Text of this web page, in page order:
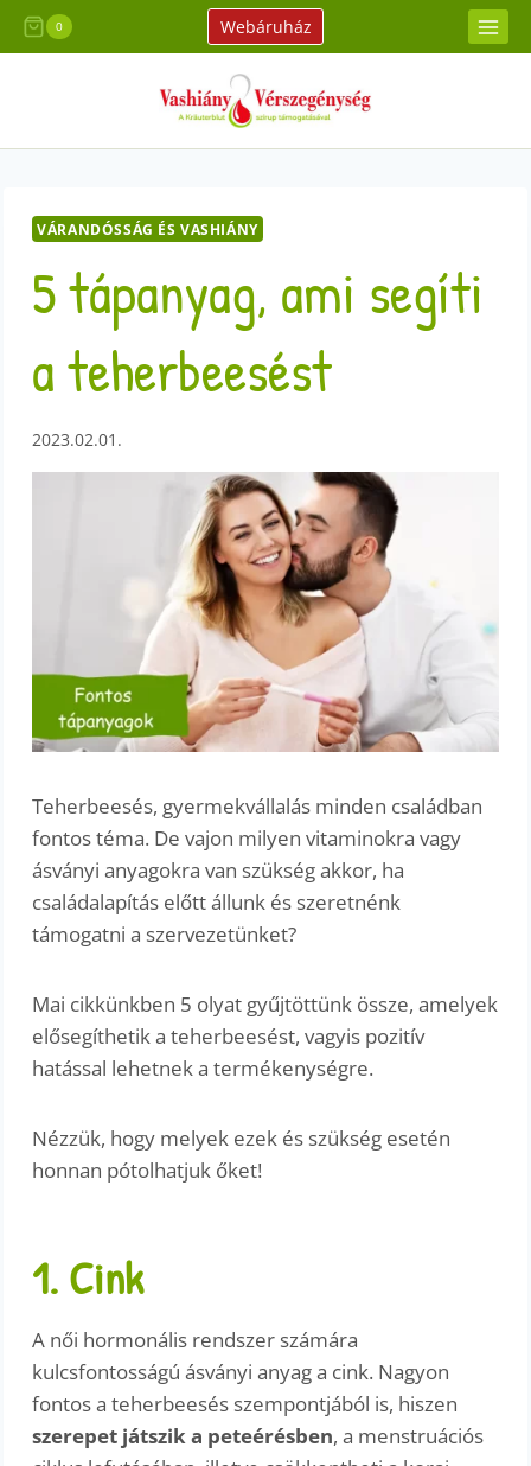
Skip
to
0 Webáruház
VÁRANDÓSSÁG ÉS VASHIÁNY
5 tápanyag, ami segíti
a teherbeesést
2023.02.01.
Teherbeesés, gyermekvállalás minden családban
fontos téma. De vajon milyen vitaminokra vagy
ásványi anyagokra van szükség akkor, ha
családalapítás előtt állunk és szeretnénk
támogatni a szervezetünket?
Mai cikkünkben 5 olyat gyűjtöttünk össze, amelyek
elősegíthetik a teherbeesést, vagyis pozitív
hatással lehetnek a termékenységre.
Nézzük, hogy melyek ezek és szükség esetén
honnan pótolhatjuk őket!
1. Cink
A női hormonális rendszer számára
kulcsfontosságú ásványi anyag a cink. Nagyon
fontos a teherbeesés szempontjából is, hiszen
szerepet játszik a peteérésben, a menstruációs